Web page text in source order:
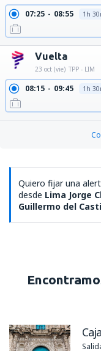
07:25 08:55 1h
Vuelta
23 oct (vie) TPP - LIM
08:15 09:45 1h
Quiero fijar una
desde Lima Jorge
Guillermo del